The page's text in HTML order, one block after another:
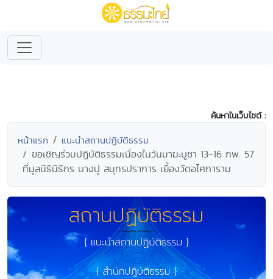
ค้นหาในเว็บไซต์ :
หน้าแรก แนะนำสถานปฏิบัติธรรม
ขอเชิญร่วมปฏิบัติธรรมเนื่องในวันมาฆะบูชา 13-16 กพ. 57
ที่มูลนิธินิธิกร บางปู สมุทรปราการ เยื้องวัดอโศการาม